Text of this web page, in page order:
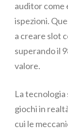
auditor come
ispezioni.
a creare slot
superando il
valore.
La
giochi in
cui le